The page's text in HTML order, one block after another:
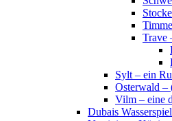
Trave
Sylt – ein
Osterwald –
Vilm – eine
Dubais